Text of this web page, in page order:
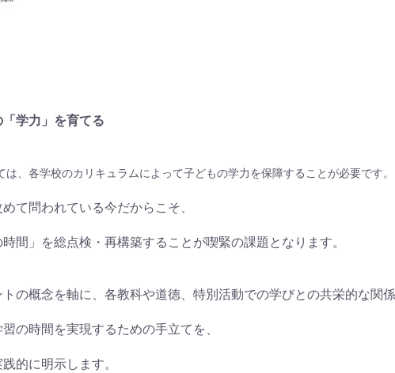
学力」を育てる
、各学校のカリキュラムによって子どもの学力を保障することが必要です。
て問われている今だからこそ、
間」を総点検・再構築することが喫緊の課題となります。
の概念を軸に、各教科や道徳、特別活動での学びとの共栄的な関係
の時間を実現するための手立てを、
的に明示します。